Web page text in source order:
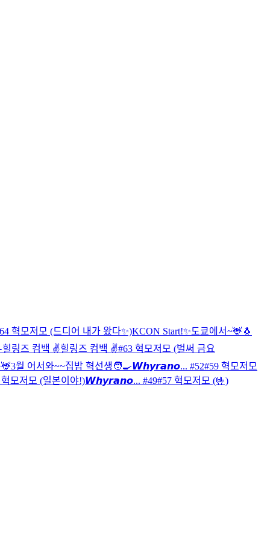
혁모저모 (드디어 내가 왔다✨)KCON Start!✨도쿄에서~🦌 🐧
힐링즈 컴백 ✌️힐링즈 컴백 ✌️#63 혁모저모 (벌써 금요
3월 어서와~~집밥 혁선생🧑‍🍳𝙒𝙝𝙮𝙧𝙖𝙣𝙤... #52#59 혁모저모
모저모 (일본이야!)𝙒𝙝𝙮𝙧𝙖𝙣𝙤... #49#57 혁모저모 (🤟)